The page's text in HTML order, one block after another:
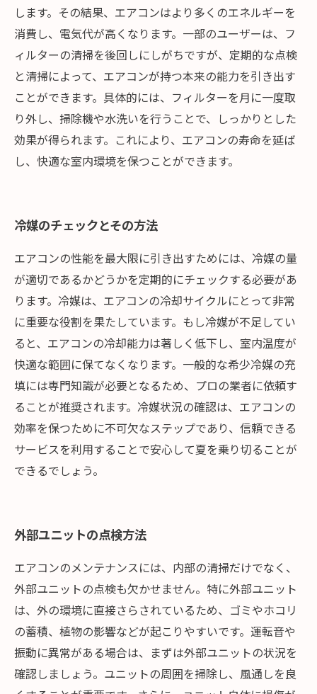
します。その結果、エアコンはより多くのエネルギーを
消費し、電気代が高くなります。一部のユーザーは、フ
ィルターの清掃を後回しにしがちですが、定期的な点検
と清掃によって、エアコンが持つ本来の能力を引き出す
ことができます。具体的には、フィルターを月に一度取
り外し、掃除機や水洗いを行うことで、しっかりとした
効果が得られます。これにより、エアコンの寿命を延ば
し、快適な室内環境を保つことができます。
冷媒のチェックとその方法
エアコンの性能を最大限に引き出すためには、冷媒の量
が適切であるかどうかを定期的にチェックする必要があ
ります。冷媒は、エアコンの冷却サイクルにとって非常
に重要な役割を果たしています。もし冷媒が不足してい
ると、エアコンの冷却能力は著しく低下し、室内温度が
快適な範囲に保てなくなります。一般的な希少冷媒の充
填には専門知識が必要となるため、プロの業者に依頼す
ることが推奨されます。冷媒状況の確認は、エアコンの
効率を保つために不可欠なステップであり、信頼できる
サービスを利用することで安心して夏を乗り切ることが
できるでしょう。
外部ユニットの点検方法
エアコンのメンテナンスには、内部の清掃だけでなく、
外部ユニットの点検も欠かせません。特に外部ユニット
は、外の環境に直接さらされているため、ゴミやホコリ
の蓄積、植物の影響などが起こりやすいです。運転音や
振動に異常がある場合は、まずは外部ユニットの状況を
確認しましょう。ユニットの周囲を掃除し、風通しを良